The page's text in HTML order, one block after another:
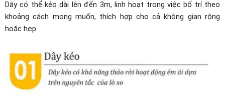
Dây có thể kéo dài lên đến 3m, linh hoạt trong việc bố trí theo
khoảng cách mong muốn, thích hợp cho cả không gian rộng
hoặc hẹp.